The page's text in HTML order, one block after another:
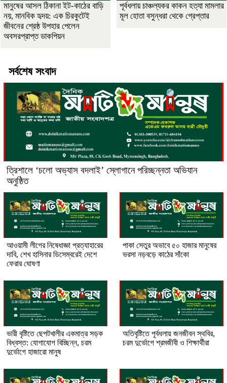
মানুষের আসল ঠিকানা ইট-কাঠের বাড়ি
নয়, মানবিক হৃদয়: এক চিরকুটেই
জীবনের শ্রেষ্ঠ উপহার পেলেন
অবসরপ্রাপ্ত ডাকপিয়ন
পূর্বধলায় চাঞ্চল্যকর কাকন হত্যা মামলার
মূল হোতা বসুন্ধরা থেকে গ্রেপ্তার
সর্বশেষ সংবাদ
‎ত্রিশালে ‘চলো অভ্যাস বদলাই’ স্লোগানে পরিচ্ছন্নতা অভিযান
অনুষ্ঠিত
আওয়ামী লীগের নিষেধাজ্ঞা প্রত্যাহারের
দাবি, শেখ হাসিনার ডিসেম্বরেই দেশে
ফেরার ঘোষণা
পাকা সেতুর অভাবে ৫০ হাজার মানুষের
ভরসা নড়বড়ে কাঠের সাঁকো
ভারী বৃষ্টিতে ছেপটখালীর একমাত্র সড়ক
বিধ্বস্ত: যোগাযোগ বিচ্ছিন্ন, চরম
দুর্ভোগে হাজারো মানুষ
অতিবৃষ্টিতে পূর্বধলায় জনজীবন স্থবির,
চরম দুর্ভোগে শ্রমজীবী ও শিক্ষার্থীরা